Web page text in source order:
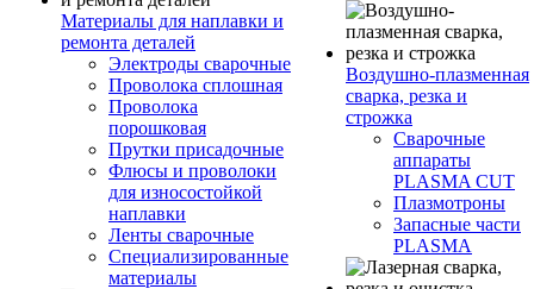
Материалы для наплавки и
ремонта деталей
Электроды сварочные
Проволока сплошная
Проволока
порошковая
Прутки присадочные
Флюсы и проволоки
для износостойкой
наплавки
Ленты сварочные
Специализированные
материалы
Воздушно-плазменная
сварка, резка и
строжка
Сварочные
аппараты
PLASMA CUT
Плазмотроны
Запасные части
PLASMA